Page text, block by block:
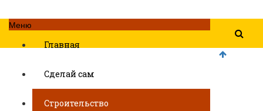
Меню
Главная
Сделай сам
Строительство